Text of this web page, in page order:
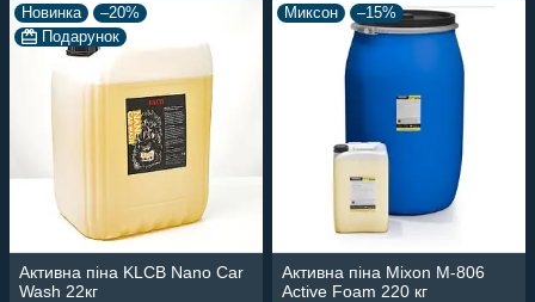
Новинка
–20%
Подарунок
Активна піна KLCB Nano Car
Wash 22кг
Миксон –15%
Активна піна Mixon M-806
Active Foam 220 кг